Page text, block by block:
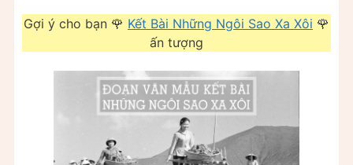
Gợi ý cho bạn 🌹 Kết Bài Những Ngôi Sao Xa Xôi 🌹
ấn tượng